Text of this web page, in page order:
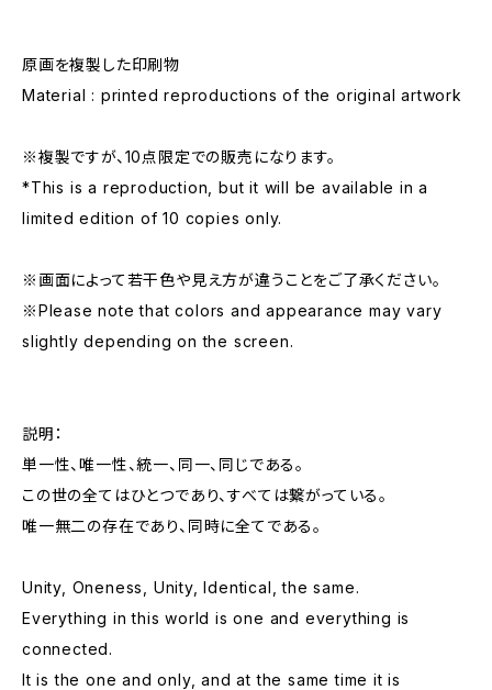
原画を複製した印刷物
Material : printed reproductions of the original artwork
※複製ですが、10点限定での販売になります。
*This is a reproduction, but it will be available in a
limited edition of 10 copies only.
※画面によって若干色や見え方が違うことをご了承ください。
※Please note that colors and appearance may vary
slightly depending on the screen.
説明：
単一性、唯一性、統一、同一、同じである。
この世の全てはひとつであり、すべては繋がっている。
唯一無二の存在であり、同時に全てである。
Unity, Oneness, Unity, Identical, the same.
Everything in this world is one and everything is
connected.
It is the one and only, and at the same time it is